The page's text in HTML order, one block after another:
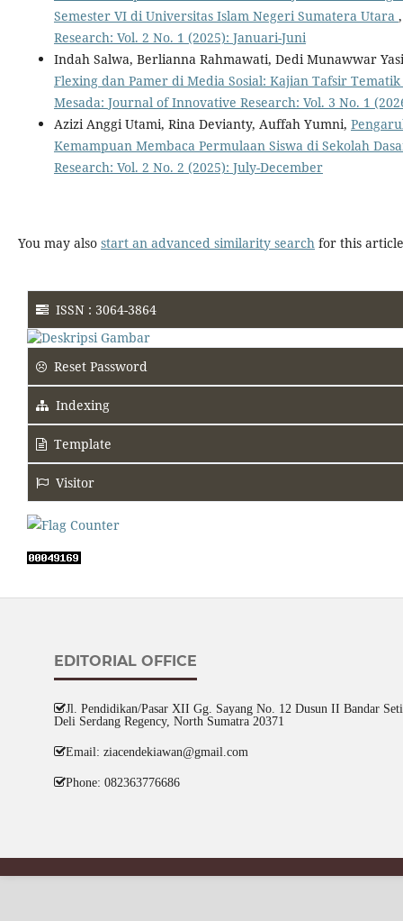
Semester VI di Universitas Islam Negeri Sumatera Utara
Research: Vol. 2 No. 1 (2025): Januari-Juni
Indah Salwa, Berlianna Rahmawati, Dedi Munawwar
Flexing dan Pamer di Media Sosial: Kajian Tafsir
Mesada: Journal of Innovative Research: Vol. 3 No. 1
Azizi Anggi Utami, Rina Devianty, Auffah Yumni,
Kemampuan Membaca Permulaan Siswa di Sekolah
Research: Vol. 2 No. 2 (2025): July-December
You may also start an advanced similarity searchfor this
ISSN : 3064-3864
Reset Password
Indexing
Template
Visitor
EDITORIAL OFFICE
Jl. Pendidikan/Pasar XII Gg. Sayang No. 12 Dusun II Bandar
Deli Serdang Regency, North Sumatra 20371
Email: ziacendekiawan@gmail.com
Phone: 082363776686